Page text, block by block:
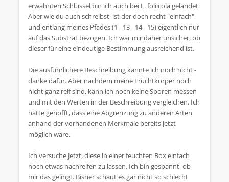
erwähnten Schlüssel bin ich auch bei L. foliicola gelandet.
Aber wie du auch schreibst, ist der doch recht "einfach"
und entlang meines Pfades (1 - 13 - 14 - 15) eigentlich nur
auf das Substrat bezogen. Ich war mir daher unsicher, ob
dieser für eine eindeutige Bestimmung ausreichend ist.
Die ausführlichere Beschreibung kannte ich noch nicht -
danke dafür. Aber nachdem meine Fruchtkörper noch
nicht ganz reif sind, kann ich noch keine Sporen messen
und mit den Werten in der Beschreibung vergleichen. Ich
hatte gehofft, dass eine Abgrenzung zu anderen Arten
anhand der vorhandenen Merkmale bereits jetzt
möglich wäre.
Ich versuche jetzt, diese in einer feuchten Box einfach
noch etwas nachreifen zu lassen. Ich bin gespannt, ob
mir das gelingt. Bisher schaut es gar nicht so schlecht